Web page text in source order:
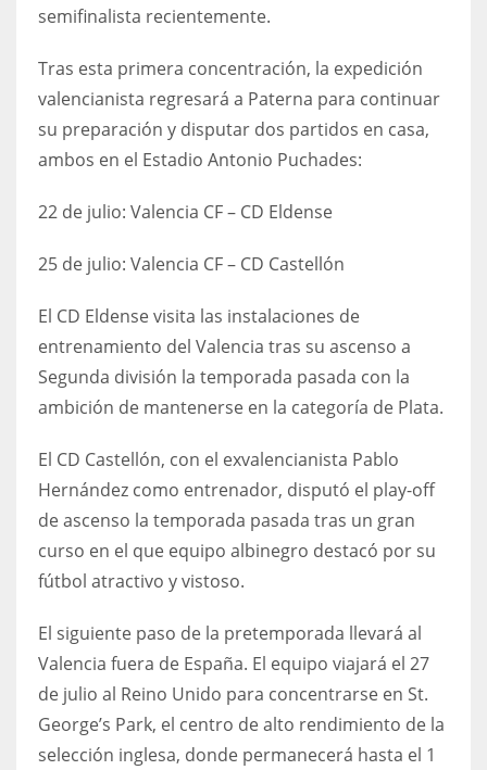
26
semifinalista recientemente.
Tras esta primera concentración, la expedición
valencianista regresará a Paterna para continuar
su preparación y disputar dos partidos en casa,
ambos en el Estadio Antonio Puchades:
22 de julio: Valencia CF – CD Eldense
25 de julio: Valencia CF – CD Castellón
El CD Eldense visita las instalaciones de
entrenamiento del Valencia tras su ascenso a
Segunda división la temporada pasada con la
ambición de mantenerse en la categoría de Plata.
El CD Castellón, con el exvalencianista Pablo
Hernández como entrenador, disputó el play-off
de ascenso la temporada pasada tras un gran
curso en el que equipo albinegro destacó por su
fútbol atractivo y vistoso.
El siguiente paso de la pretemporada llevará al
Valencia fuera de España. El equipo viajará el 27
de julio al Reino Unido para concentrarse en St.
George’s Park, el centro de alto rendimiento de la
selección inglesa, donde permanecerá hasta el 1